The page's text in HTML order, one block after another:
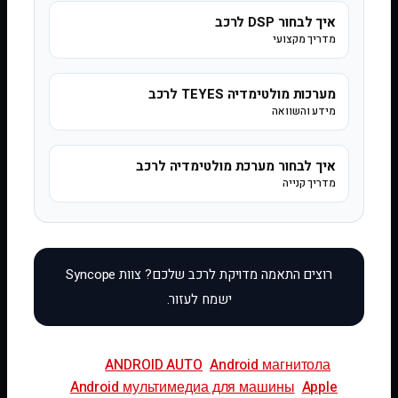
איך לבחור DSP לרכב
מדריך מקצועי
מערכות מולטימדיה TEYES לרכב
מידע והשוואה
איך לבחור מערכת מולטימדיה לרכב
מדריך קנייה
ANDROID AUTO Android магнитола
Android мультимедиа для машины Apple